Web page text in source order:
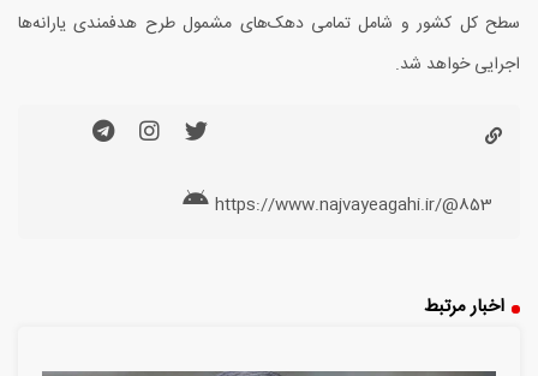
سطح کل کشور و شامل تمامی دهک‌های مشمول طرح هدفمندی یارانه‌ها
اجرایی خواهد شد.
https://www.najvayeagahi.ir/@853
اخبار مرتبط